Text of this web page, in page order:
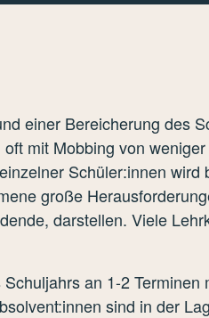
einer Bereicherung des
mit Mobbing von
Schüler:innen wird
große
darstellen. Viele
an 1-2 Terminen
sind in der